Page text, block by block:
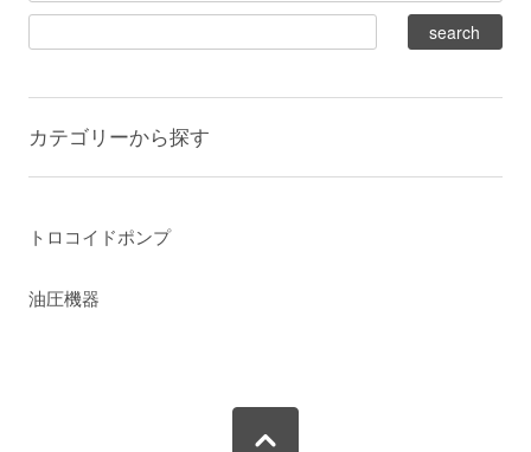
カテゴリーから探す
トロコイドポンプ
油圧機器